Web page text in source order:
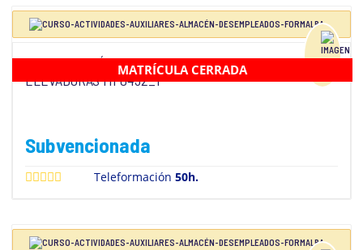
MANIPULACIÓN DE CARGAS CON CARRETILLAS
ELEVADORAS MF0432_1
Subvencionada
Teleformación50h.
MATRÍCULA CERRADA